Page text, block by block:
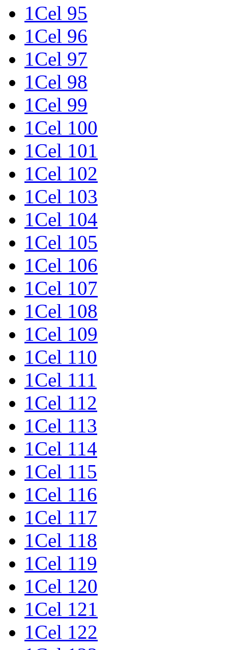
1Cel 95
1Cel 96
1Cel 97
1Cel 98
1Cel 99
1Cel 100
1Cel 101
1Cel 102
1Cel 103
1Cel 104
1Cel 105
1Cel 106
1Cel 107
1Cel 108
1Cel 109
1Cel 110
1Cel 111
1Cel 112
1Cel 113
1Cel 114
1Cel 115
1Cel 116
1Cel 117
1Cel 118
1Cel 119
1Cel 120
1Cel 121
1Cel 122